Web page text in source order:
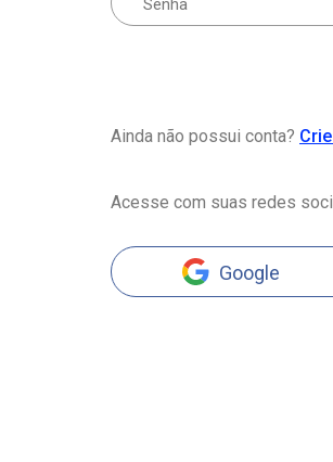
Ainda não possui conta?
Acesse com suas redes
Google